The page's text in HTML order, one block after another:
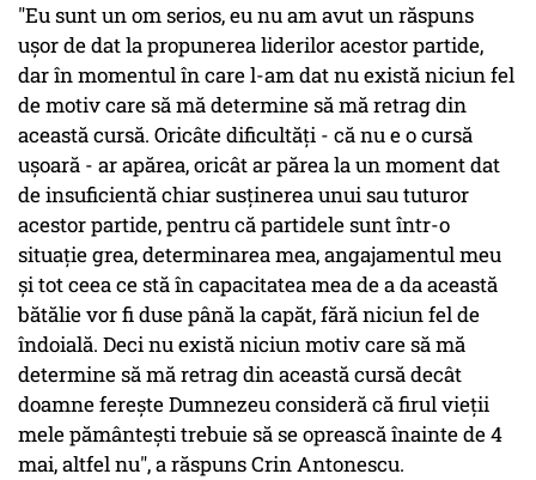
"Eu sunt un om serios, eu nu am avut un răspuns
ușor de dat la propunerea liderilor acestor partide,
dar în momentul în care l-am dat nu există niciun fel
de motiv care să mă determine să mă retrag din
această cursă. Oricâte dificultăți - că nu e o cursă
ușoară - ar apărea, oricât ar părea la un moment dat
de insuficientă chiar susținerea unui sau tuturor
acestor partide, pentru că partidele sunt într-o
situație grea, determinarea mea, angajamentul meu
și tot ceea ce stă în capacitatea mea de a da această
bătălie vor fi duse până la capăt, fără niciun fel de
îndoială. Deci nu există niciun motiv care să mă
determine să mă retrag din această cursă decât
doamne ferește Dumnezeu consideră că firul vieții
mele pământești trebuie să se oprească înainte de 4
mai, altfel nu", a răspuns Crin Antonescu.